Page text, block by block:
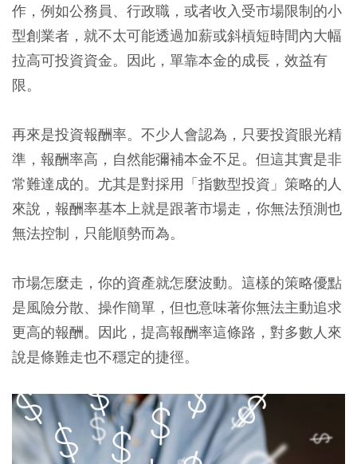
作，例如公務員、行政職，或者收入受市場限制的小
型創業者，就不太可能透過加薪或斜槓短時間內大幅
拉高可投資資金。因此，單靠本金的成長，效益有
限。
再來是投資報酬率。不少人會認為，只要投資眼光精
準，報酬率高，自然能彌補本金不足。但這其實是非
常難達成的。尤其是對採用「指數型投資」策略的人
來說，報酬率基本上就是跟著市場走，你無法預測也
無法控制，只能順勢而為。
市場怎麼走，你的資產就怎麼波動。這樣的策略優點
是風險分散、操作簡單，但也意味著你無法主動追求
更高的報酬。因此，提高報酬率這條路，對多數人來
說是條難走也不穩定的捷徑。